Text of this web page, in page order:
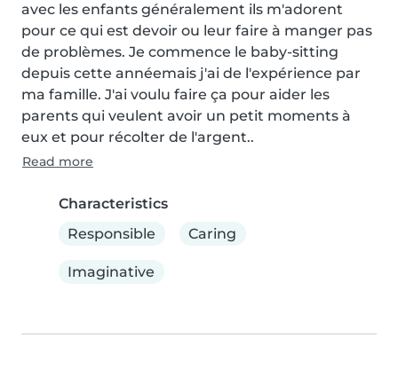
avec les enfants généralement ils m'adorent
pour ce qui est devoir ou leur faire à manger pas
de problèmes. Je commence le baby-sitting
depuis cette annéemais j'ai de l'expérience par
ma famille. J'ai voulu faire ça pour aider les
parents qui veulent avoir un petit moments à
eux et pour récolter de l'argent..
Read more
Characteristics
Responsible
Caring
Imaginative